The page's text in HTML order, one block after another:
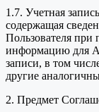
1.7. Учетная
содержащая
Пользователя при
информацию для
записи, в том
другие
2. Предмет